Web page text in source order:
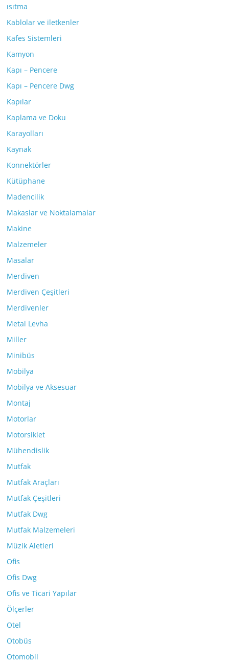
ısıtma
Kablolar ve iletkenler
Kafes Sistemleri
Kamyon
Kapı – Pencere
Kapı – Pencere Dwg
Kapılar
Kaplama ve Doku
Karayolları
Kaynak
Konnektörler
Kütüphane
Madencilik
Makaslar ve Noktalamalar
Makine
Malzemeler
Masalar
Merdiven
Merdiven Çeşitleri
Merdivenler
Metal Levha
Miller
Minibüs
Mobilya
Mobilya ve Aksesuar
Montaj
Motorlar
Motorsiklet
Mühendislik
Mutfak
Mutfak Araçları
Mutfak Çeşitleri
Mutfak Dwg
Mutfak Malzemeleri
Müzik Aletleri
Ofis
Ofis Dwg
Ofis ve Ticari Yapılar
Ölçerler
Otel
Otobüs
Otomobil